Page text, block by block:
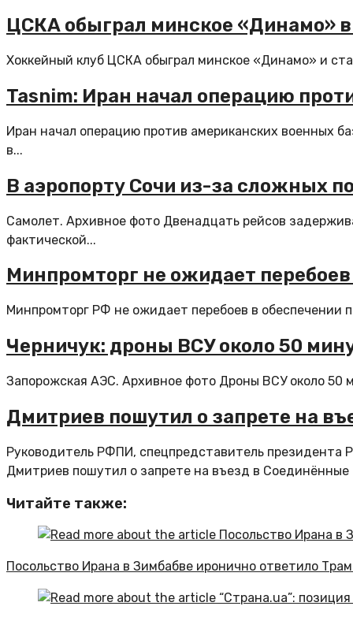
ЦСКА обыграл минское «Динамо»
Хоккейный клуб ЦСКА обыграл минское «Динамо» и
Tasnim: Иран начал операцию
Иран начал операцию против американских военных
в...
В аэропорту Сочи из-за сложных
Самолет. Архивное фото Двенадцать рейсов
фактической...
Минпромторг не ожидает
Минпромторг РФ не ожидает перебоев в обеспечении
Черничук: дроны ВСУ около 50
Запорожская АЭС. Архивное фото Дроны ВСУ около 50
Дмитриев пошутил о запрете на
Руководитель РФПИ, спецпредставитель президента
Дмитриев пошутил о запрете на въезд в
Читайте также:
Посольство Ирана в Зимбабве иронично ответило